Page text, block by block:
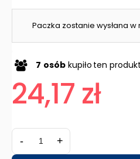
Paczka zostanie wysłana
7 osób kupiło ten produkt
24,17 zł
- +